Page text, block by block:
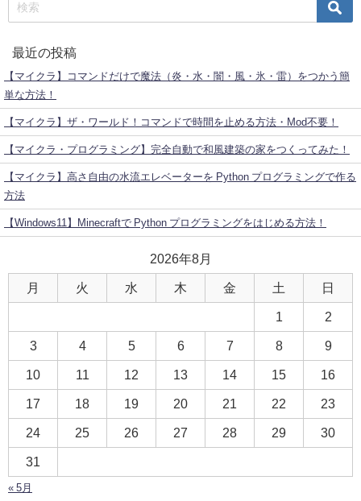
最近の投稿
【マイクラ】コマンドだけで魔法（炎・水・闇・風・氷・雷）をつかう簡
単な方法！
【マイクラ】ザ・ワールド！コマンドで時間を止める方法・Mod不要！
【マイクラ・プログラミング】完全自動で和風建築の家をつくってみた！
【マイクラ】高さ自由の水流エレベーターを Python プログラミングで作る
方法
【Windows11】Minecraftで Python プログラミングをはじめる方法！
2026年8月
月 火 水 木 金 土 日
1 2
3 4 5 6 7 8 9
10 11 12 13 14 15 16
17 18 19 20 21 22 23
24 25 26 27 28 29 30
31
« 5月